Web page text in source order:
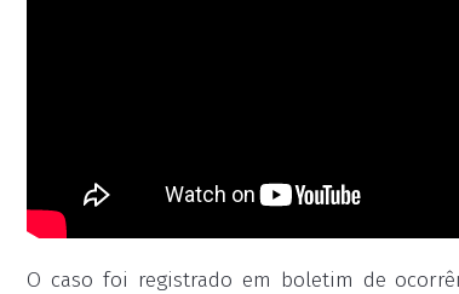
O caso foi registrado em boletim de